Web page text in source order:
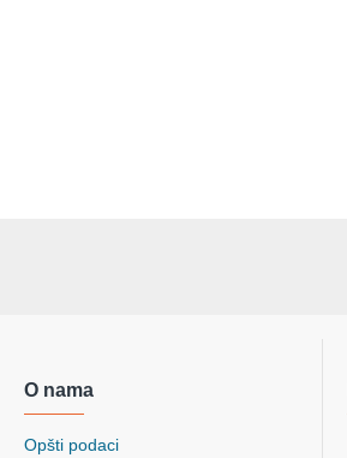
O nama
Opšti podaci